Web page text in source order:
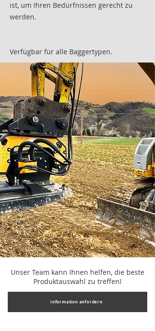
ist, um Ihren Bedürfnissen gerecht zu
werden.
Verfügbar für alle Baggertypen.
Unser Team kann Ihnen helfen, die beste
Produktauswahl zu treffen!
Information anfordern